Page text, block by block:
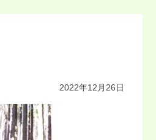
2022年12月26日